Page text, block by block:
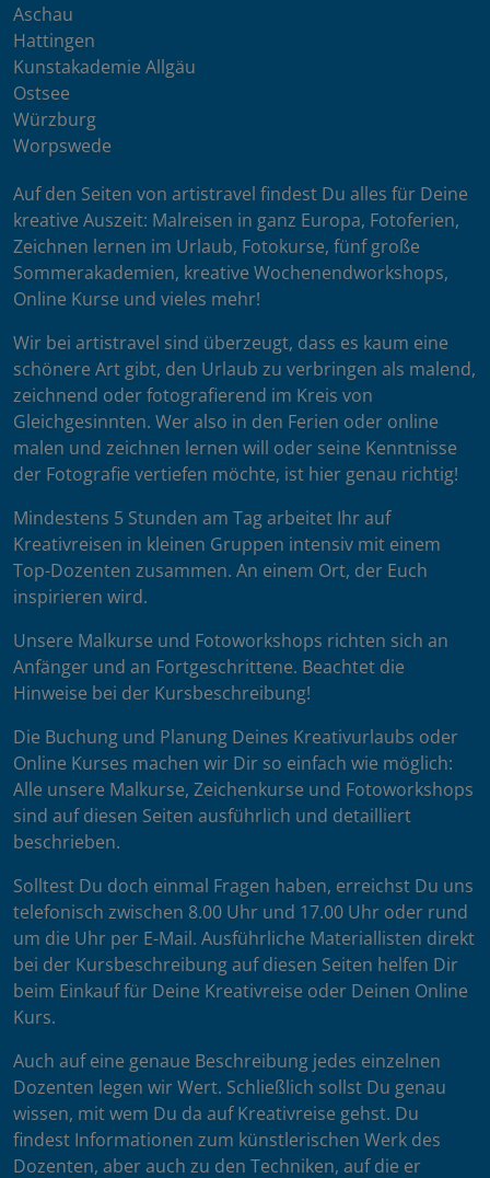
Aschau
Hattingen
Kunstakademie Allgäu
Ostsee
Würzburg
Worpswede
Auf den Seiten von artistravel findest Du alles für Deine
kreative Auszeit: Malreisen in ganz Europa, Fotoferien,
Zeichnen lernen im Urlaub, Fotokurse, fünf große
Sommerakademien, kreative Wochenendworkshops,
Online Kurse und vieles mehr!
Wir bei artistravel sind überzeugt, dass es kaum eine
schönere Art gibt, den Urlaub zu verbringen als malend,
zeichnend oder fotografierend im Kreis von
Gleichgesinnten. Wer also in den Ferien oder online
malen und zeichnen lernen will oder seine Kenntnisse
der Fotografie vertiefen möchte, ist hier genau richtig!
Mindestens 5 Stunden am Tag arbeitet Ihr auf
Kreativreisen in kleinen Gruppen intensiv mit einem
Top-Dozenten zusammen. An einem Ort, der Euch
inspirieren wird.
Unsere Malkurse und Fotoworkshops richten sich an
Anfänger und an Fortgeschrittene. Beachtet die
Hinweise bei der Kursbeschreibung!
Die Buchung und Planung Deines Kreativurlaubs oder
Online Kurses machen wir Dir so einfach wie möglich:
Alle unsere Malkurse, Zeichenkurse und Fotoworkshops
sind auf diesen Seiten ausführlich und detailliert
beschrieben.
Solltest Du doch einmal Fragen haben, erreichst Du uns
telefonisch zwischen 8.00 Uhr und 17.00 Uhr oder rund
um die Uhr per E-Mail. Ausführliche Materiallisten direkt
bei der Kursbeschreibung auf diesen Seiten helfen Dir
beim Einkauf für Deine Kreativreise oder Deinen Online
Kurs.
Auch auf eine genaue Beschreibung jedes einzelnen
Dozenten legen wir Wert. Schließlich sollst Du genau
wissen, mit wem Du da auf Kreativreise gehst. Du
findest Informationen zum künstlerischen Werk des
Dozenten, aber auch zu den Techniken, auf die er